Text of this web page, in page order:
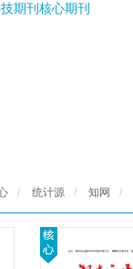
期刊核心期刊
/ 统计源 / 知网 /